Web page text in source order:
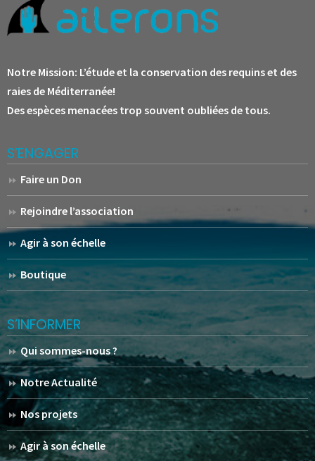
Notre Mission: L’étude et la conservation des requins et des
raies de Méditerranée!
Des espèces menacées trop souvent oubliées de tous.
S’ENGAGER
Faire un Don
Rejoindre l’association
Agir à son échelle
Boutique
S’INFORMER
Qui sommes-nous ?
Notre Actualité
Nos projets
Agir à son échelle